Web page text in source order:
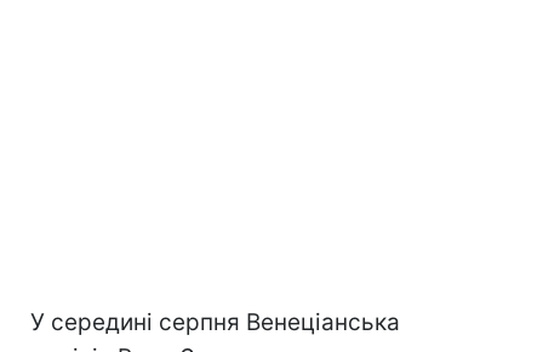
У середині серпня Венеціанська